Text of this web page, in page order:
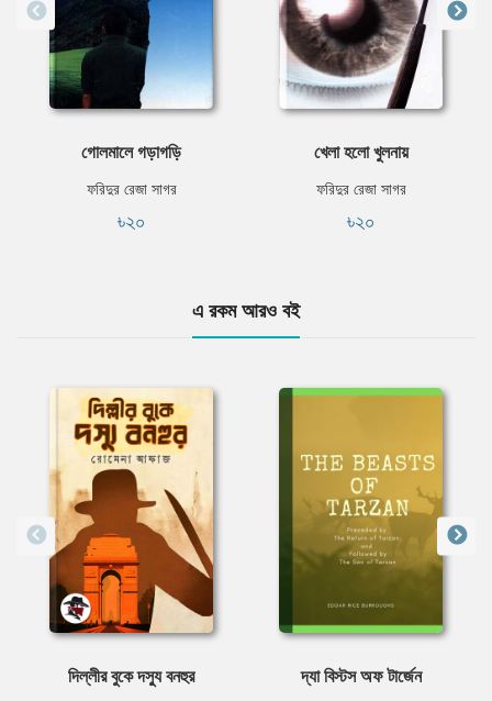
গোলমালে গড়াগড়ি
ফরিদুর রেজা সাগর
৳২০
খেলা হলো খুলনায়
ফরিদুর রেজা সাগর
৳২০
এ রকম আরও বই
দিল্লীর বুকে দস্যু বনহুর দ্যা বিস্টস অফ টার্জেন